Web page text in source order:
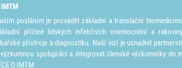
IMTM
posláním je provádět základní a translační
příčině lidských infekčních onemocnění a
přístroje a diagnostiku. Naší vizí je usnadnit
spolupráci a integrovat členské výzkumníky do
O IMTM